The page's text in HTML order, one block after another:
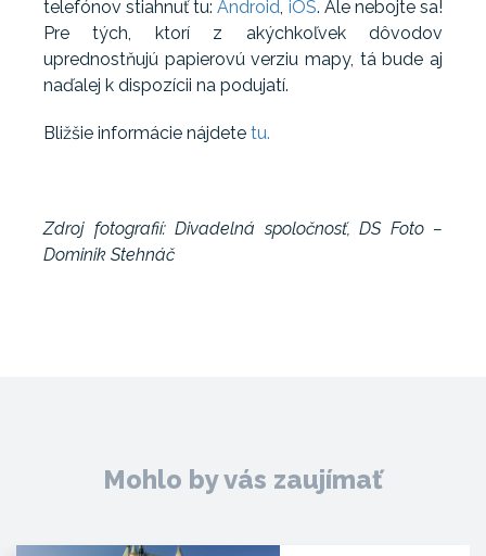
telefónov stiahnuť tu: Android, iOS. Ale nebojte sa!
Pre tých, ktorí z akýchkoľvek dôvodov
uprednostňujú papierovú verziu mapy, tá bude aj
naďalej k dispozícii na podujatí.
Bližšie informácie nájdete tu.
Zdroj fotografií: Divadelná spoločnosť, DS Foto –
Dominik Stehnáč
Mohlo by vás zaujímať